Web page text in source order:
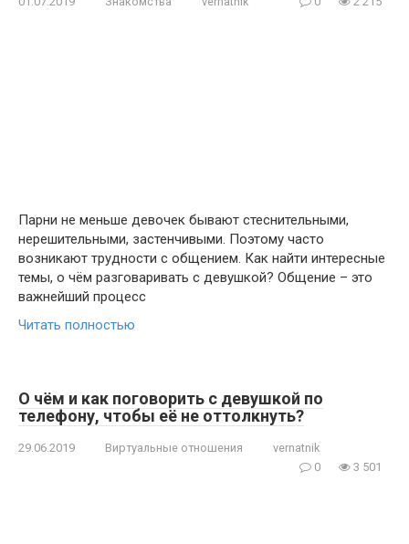
Парни не меньше девочек бывают стеснительными,
нерешительными, застенчивыми. Поэтому часто
возникают трудности с общением. Как найти интересные
темы, о чём разговаривать с девушкой? Общение – это
важнейший процесс
Читать полностью
О чём и как поговорить с девушкой по
телефону, чтобы её не оттолкнуть?
29.06.2019 Виртуальные отношения
vernatnik
0
3 501